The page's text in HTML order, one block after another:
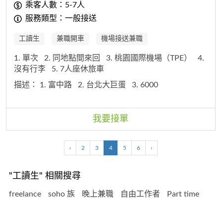
乘客人數：5-7人
服務類型：一般接送
工讀生 兼職開車 機場接送兼職
1. 單次 2. 同地點間來回 3. 桃園國際機場（TPE）
4.
沒有行李
5. 7人座休旅車
描述： 1. 富中路 2. 台北大巨蛋 3. 6000
我要接單
‹ 2 3 4 5 6 ›
"工讀生" 相關搜尋
freelance soho 族 晚上兼職 自由工作者 Part time